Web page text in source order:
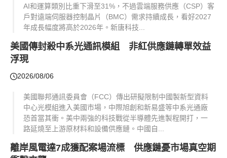
AI和運算類別比重下滑至31%，不過雲端服務供應（CSP）客
戶對遠端伺服器控制晶片（BMC）需求持續成長，看好2027
年成長幅度將高於2026年。新唐科技...
美國傳封殺中系光通訊模組 非紅供應鏈轉單效益
浮現
2026/08/06
美國聯邦通訊委員會（FCC）傳出研擬限制中國製新型資料
中心光模組進入美國市場，中際旭創和新易盛等中系光通廠
恐首當其衝。美中兩強的科技戰從半導體先進製程開打，一
路延燒至上游原材料和設備供應鏈。中國自...
離岸風電達7成獲配案場流標 供應鏈憂市場真空期